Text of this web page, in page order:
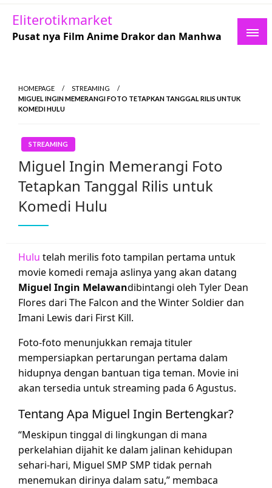
Skip
content
Eliterotikmarket
Pusat nya Film Anime Drakor dan Manhwa
HOMEPAGE
STREAMING
MIGUEL INGIN MEMERANGI FOTO TETAPKAN TANGGAL RILIS UNTUK
KOMEDI HULU
STREAMING
Miguel Ingin Memerangi Foto
Tetapkan Tanggal Rilis untuk
Komedi Hulu
Hulu telah merilis foto tampilan pertama untuk
movie komedi remaja aslinya yang akan datang
Miguel Ingin Melawandibintangi oleh Tyler Dean
Flores dari The Falcon and the Winter Soldier dan
Imani Lewis dari First Kill.
Foto-foto menunjukkan remaja tituler
mempersiapkan pertarungan pertama dalam
hidupnya dengan bantuan tiga teman. Movie ini
akan tersedia untuk streaming pada 6 Agustus.
Tentang Apa Miguel Ingin Bertengkar?
“Meskipun tinggal di lingkungan di mana
perkelahian dijahit ke dalam jalinan kehidupan
sehari-hari, Miguel SMP SMP tidak pernah
menemukan dirinya dalam satu,” membaca